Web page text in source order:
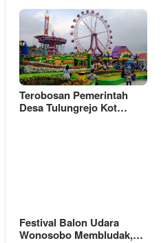
Terobosan Pemerintah
Desa Tulungrejo Kot…
Festival Balon Udara
Wonosobo Membludak,…